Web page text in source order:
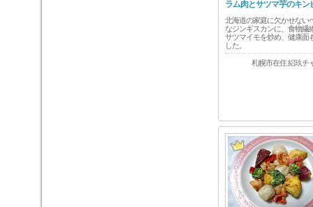
ラム肉とサツマ芋のキン
北海道の家庭に欠かせない
なジンギスカンに、食物繊
サツマイモを炒め、健康面
した。
札幌市在住 絽玖チ